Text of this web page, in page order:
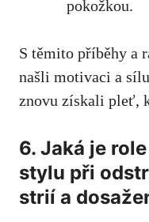
pokožkou.
S těmito příběhy a
našli motivaci a
znovu získali pleť,
6. Jaká je
stylu při
strií‌ a